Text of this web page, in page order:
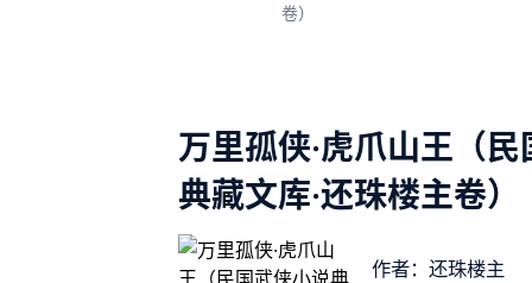
卷）
万里孤侠·虎爪山王（
典藏文库·还珠楼主卷）
作者：还珠楼主